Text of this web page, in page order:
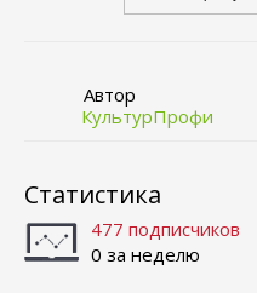
Автор
КультурПрофи
Статистика
477 подписчиков
0 за неделю